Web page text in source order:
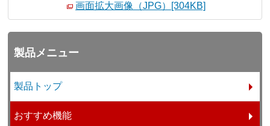
画面拡大画像（JPG）[304KB]
製品メニュー
製品トップ
おすすめ機能